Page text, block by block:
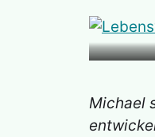
Michael